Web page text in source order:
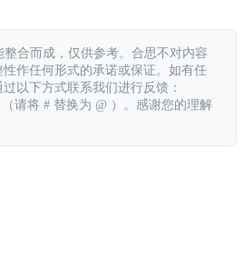
合而成，仅供参考。合思不对内容
作任何形式的承诺或保证。如有任
以下方式联系我们进行反馈：
（请将 # 替换为 @ ）。感谢您的理解